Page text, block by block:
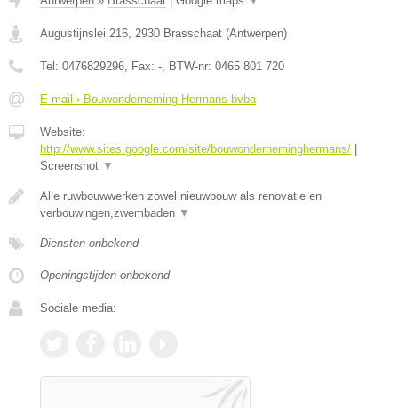
Augustijnslei 216, 2930 Brasschaat (Antwerpen)
Tel: 0476829296, Fax: -, BTW-nr: 0465 801 720
E-mail › Bouwonderneming Hermans bvba
Website:
http://www.sites.google.com/site/bouwonderneminghermans/
Screenshot ▼
Alle ruwbouwwerken zowel nieuwbouw als renovatie en
verbouwingen,zwembaden ▼
Diensten onbekend
Openingstijden onbekend
Sociale media: